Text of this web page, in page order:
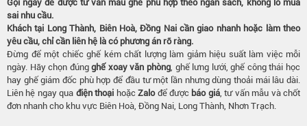
Gọi ngay để được tư vấn mẫu ghế phù hợp theo ngân sách, không lo mua
sai nhu cầu.
Khách tại Long Thành, Biên Hoà, Đồng Nai cần giao nhanh hoặc làm theo
yêu cầu, chỉ cần liên hệ là có phương án rõ ràng.
Đừng để một chiếc ghế kém chất lượng làm giảm hiệu suất làm việc mỗi
ngày. Hãy chọn đúngghế xoay văn phòng, ghế lưng lưới, ghế công thái học
hay ghế giám đốc phù hợp để đầu tư một lần nhưng dùng thoải mái lâu dài.
Liên hệ ngay qua điện thoại hoặcZalođể được báo giá, tư vấn mẫu và chốt
đơn nhanh cho khu vực Biên Hoà, Đồng Nai, Long Thành, Nhơn Trạch.